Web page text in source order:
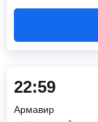
22:59
Армавир